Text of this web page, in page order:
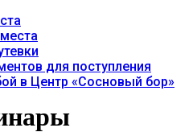
для поступления
в Центр «Сосновый бор»